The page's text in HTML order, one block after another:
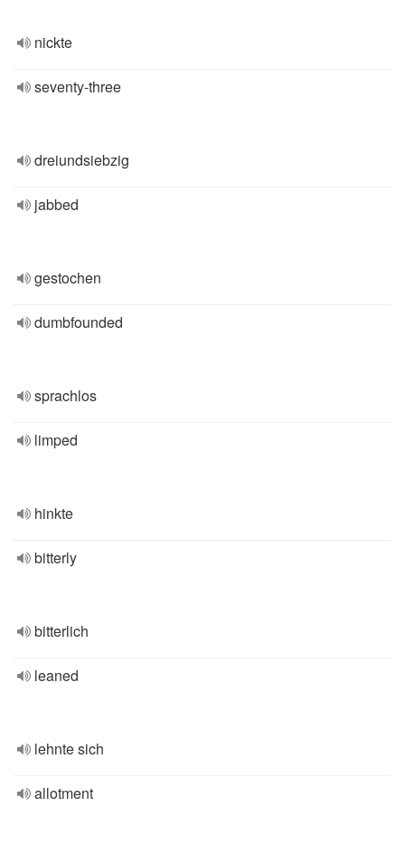
nickte
seventy-three
dreiundsiebzig
jabbed
gestochen
dumbfounded
sprachlos
limped
hinkte
bitterly
bitterlich
leaned
lehnte sich
allotment